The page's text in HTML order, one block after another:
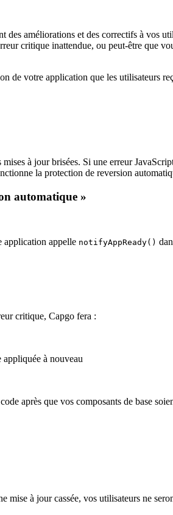
améliorations et des correctifs à vos
critique inattendue, ou peut-être que
de votre application que les utilisateurs
à jour brisées. Si une erreur
la protection de reversion
automatique »
application appelle notifyAppReady()
critique, Capgo fera :
à nouveau
après que vos composants de base
mise à jour cassée, vos utilisateurs ne